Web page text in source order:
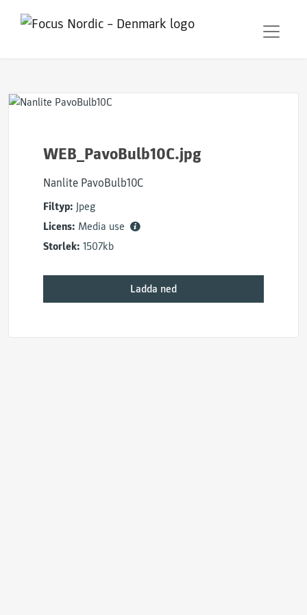
WEB_PavoBulb10C.jpg
Nanlite PavoBulb10C
Filtyp: Jpeg
Licens: Media use
Storlek: 1507kb
Ladda ned